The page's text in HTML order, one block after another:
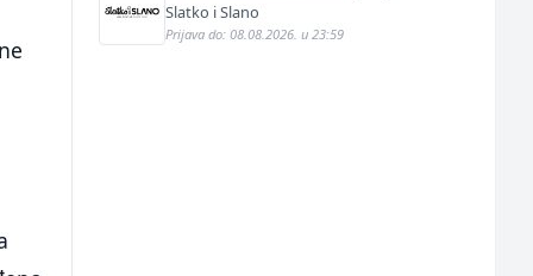
Slatko i Slano
Prijava do: 08.08.2026. u 23:59